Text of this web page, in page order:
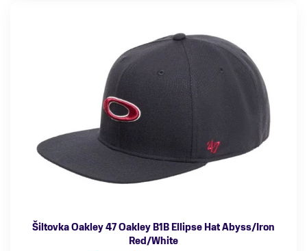
Šiltovka Oakley 47 Oakley B1B Ellipse Hat Abyss/Iron
Red/White